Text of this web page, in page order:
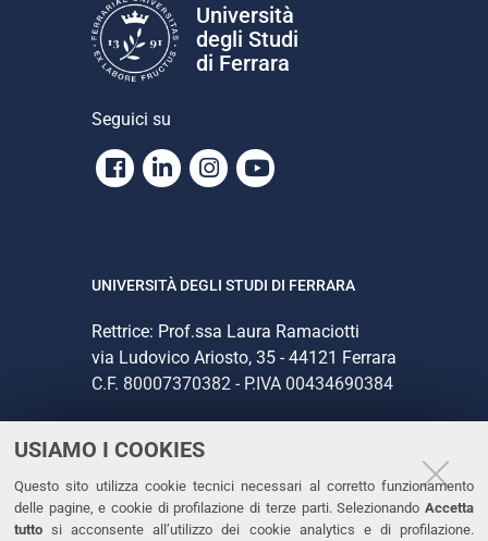
USIAMO I COOKIES
Questo sito utilizza cookie tecnici necessari al corretto funzionamento
delle pagine, e cookie di profilazione di terze parti. Selezionando Accetta
tutto si acconsente all’utilizzo dei cookie analytics e di profilazione.
Università
degli Studi
di Ferrara
Seguici su
Facebook
LinkedinInstagram
Youtube
UNIVERSITÀ DEGLI STUDI DI FERRARA
Rettrice: Prof.ssa Laura Ramaciotti
via Ludovico Ariosto, 35 - 44121 Ferrara
C.F. 80007370382 - P.IVA 00434690384
CONTATTI
Tel. +39 0532 293111
Fax. +39 0532 293031